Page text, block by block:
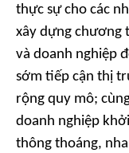
thực sự cho các
xây dựng chương
và doanh nghiệp
sớm tiếp cận thị
rộng quy mô;
doanh nghiệp
thông thoáng,